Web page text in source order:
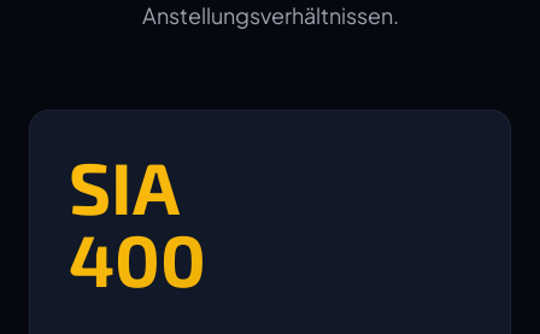
Anstellungsverhältnissen.
SIA
400